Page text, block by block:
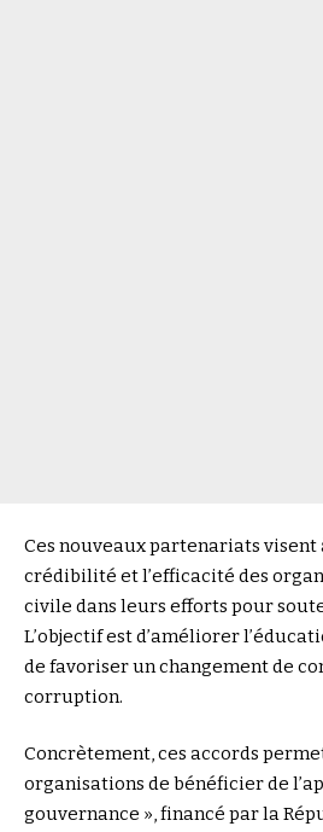
Ces nouveaux partenariats visent
crédibilité et l’efficacité des
civile dans leurs efforts pour
L’objectif est d’améliorer
de favoriser un changement de
corruption.
Concrètement, ces accords
organisations de bénéficier de
gouvernance », financé par la